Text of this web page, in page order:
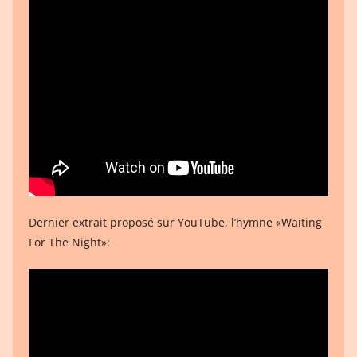
Dernier extrait proposé sur YouTube, l’hymne «Waiting
For The Night»: